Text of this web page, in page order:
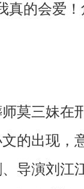
真的会爱
莫三妹在
的出现，
导演刘江